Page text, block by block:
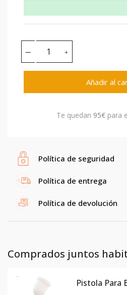
Añadir al
Te quedan 95€ para
Política de seguridad
Política de entrega
Política de devolución
Comprados juntos
Pistola Para